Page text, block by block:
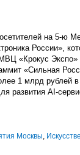
на 5-ю
России»,
«Крокус Экспо»
«Сильная
1 млрд рублей
развития AI-
Москвы